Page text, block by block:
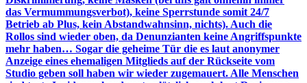
das Vermummungsverbot), keine Sperrstunde somit 24/7
Betrieb ab Plus, kein Abstandwahnsinn, nichts). Auch die
Rollos sind wieder oben, da Denunzianten keine Angriffspunkte
mehr haben… Sogar die geheime Tür die es laut anonymer
Anzeige eines ehemaligen Mitglieds auf der Rückseite vom
Studio geben soll haben wir wieder zugemauert. Alle Menschen